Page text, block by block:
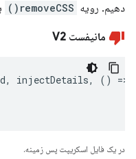
دهیم. رویه removeCSS()
مانیفست V2
, injectDetails, () =>
در یک فایل اسکریپت پس زمینه.